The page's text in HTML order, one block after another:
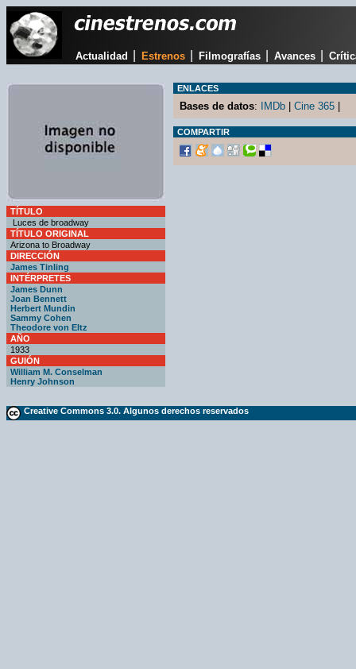
Actualidad Estrenos Filmografías Avances
TÍTULO
Luces de broadway
TÍTULO ORIGINAL
Arizona to Broadway
DIRECCIÓN
James Tinling
INTÉRPRETES
James Dunn
Joan Bennett
Herbert Mundin
Sammy Cohen
Theodore von Eltz
AÑO
1933
GUIÓN
William M. Conselman
Henry Johnson
ENLACES
Bases de datos: IMDb Cine 365
COMPARTIR
Creative Commons 3.0. Algunos derechos reservados